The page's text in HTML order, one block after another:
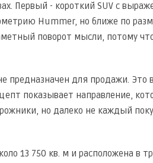
Первый - короткий SUV с
Hummer, но ближе по
поворот мысли, потому
предназначен для продажи. Это
показывает направление,
но далеко не каждый
13 750 кв. м и расположена в